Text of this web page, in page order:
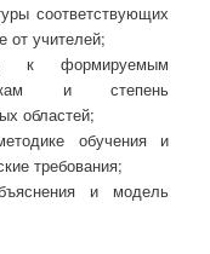
соответствующих
от учителей;
к формируемым
и степень
областей;
обучения и
требования;
и модель